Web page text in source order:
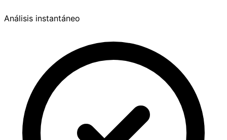
Análisis instantáneo